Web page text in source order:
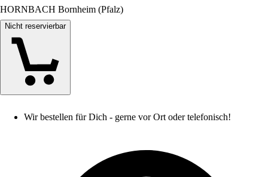
HORNBACH Bornheim (Pfalz)
Nicht reservierbar
Wir bestellen für Dich - gerne vor Ort oder telefonisch!